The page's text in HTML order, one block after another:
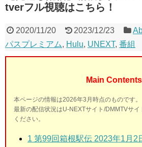
tverフル視聴はこちら！
2020/11/20 2023/12/23
パスプレミアム, Hulu, UNEXT, 番組
Main Contents
本ページの情報は2026年3月時点のものです。
最新の配信状況はU-NEXTサイト/DMMTVサ
ください。
1 第99回箱根駅伝 2023年1月2